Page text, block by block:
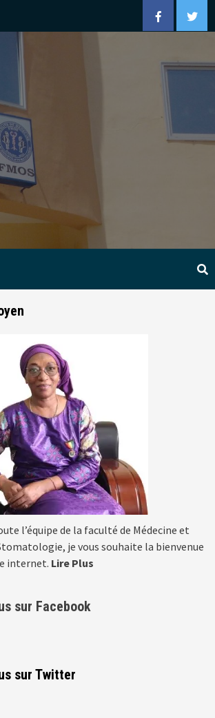
Facebook
l’équipe de la faculté de Médecine et
je vous souhaite la bienvenue
internet. Lire Plus
sur Facebook
sur Twitter